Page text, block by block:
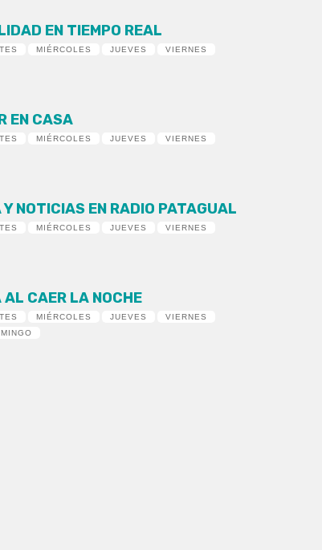
EN TIEMPO REAL
MIÉRCOLES JUEVES
VIERNES
EN CASA
MIÉRCOLES JUEVES
VIERNES
Y NOTICIAS EN RADIO PATAGUAL
MIÉRCOLES JUEVES
VIERNES
AL CAER LA NOCHE
MIÉRCOLES JUEVES
VIERNES